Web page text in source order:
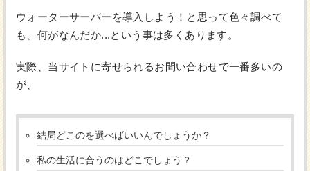
ウォーターサーバーを導入しよう！と思って色々調べて
も、何がなんだか...という事は多くあります。
実際、当サイトに寄せられるお問い合わせで一番多いの
が、
結局どこのを選べばいいんでしょうか？
私の生活に合うのはどこでしょう？